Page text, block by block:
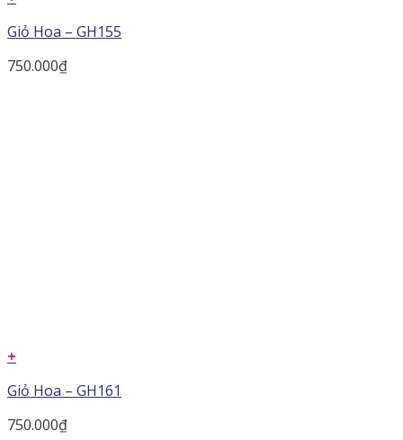
Giỏ Hoa – GH155
750.000₫
+
Giỏ Hoa – GH161
750.000₫